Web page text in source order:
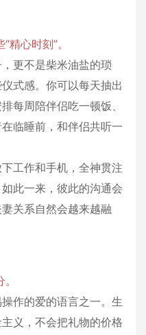
精心时刻”。
更不是柴米油盐的琐
式感。你可以每天抽出
每周陪伴侣吃一顿饭、
临睡前，和伴侣共听一
工作和手机，全神贯注
此一来，彼此的沟通会
关系自然会越来越融
作的爱的语言之一。生
义，不会把礼物的价格